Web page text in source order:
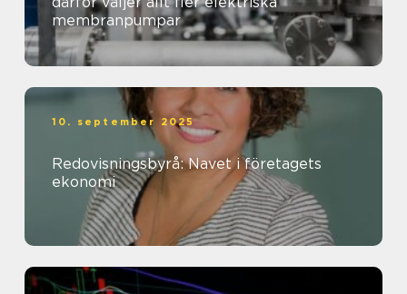
membranpumpar
10. september 2025
Redovisningsbyrå: Navet i företagets
ekonomi